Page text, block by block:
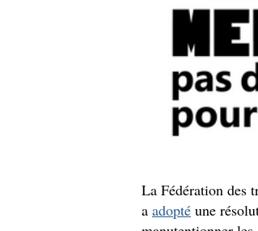
La Fédération des
a adopté une